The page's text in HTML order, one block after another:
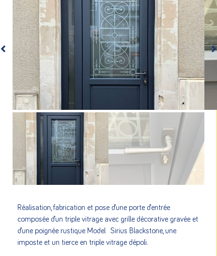
Réalisation, fabrication et pose d’une porte d’entrée
composée d’un triple vitrage avec grille décorative gravée et
d’une poignée rustique Model Sirius Blackstone, une
imposte et un tierce en triple vitrage dépoli.